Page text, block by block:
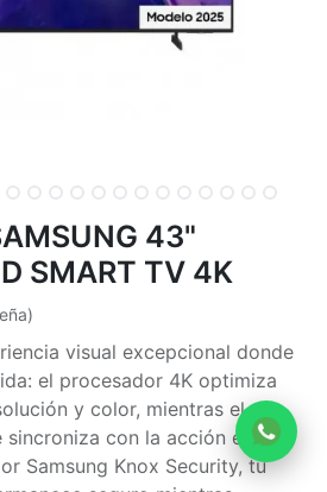
43"
SMART TV 4K
visual excepcional donde
el procesador 4K optimiza
y color, mientras el
con la acción en
Samsung Knox Security, tu